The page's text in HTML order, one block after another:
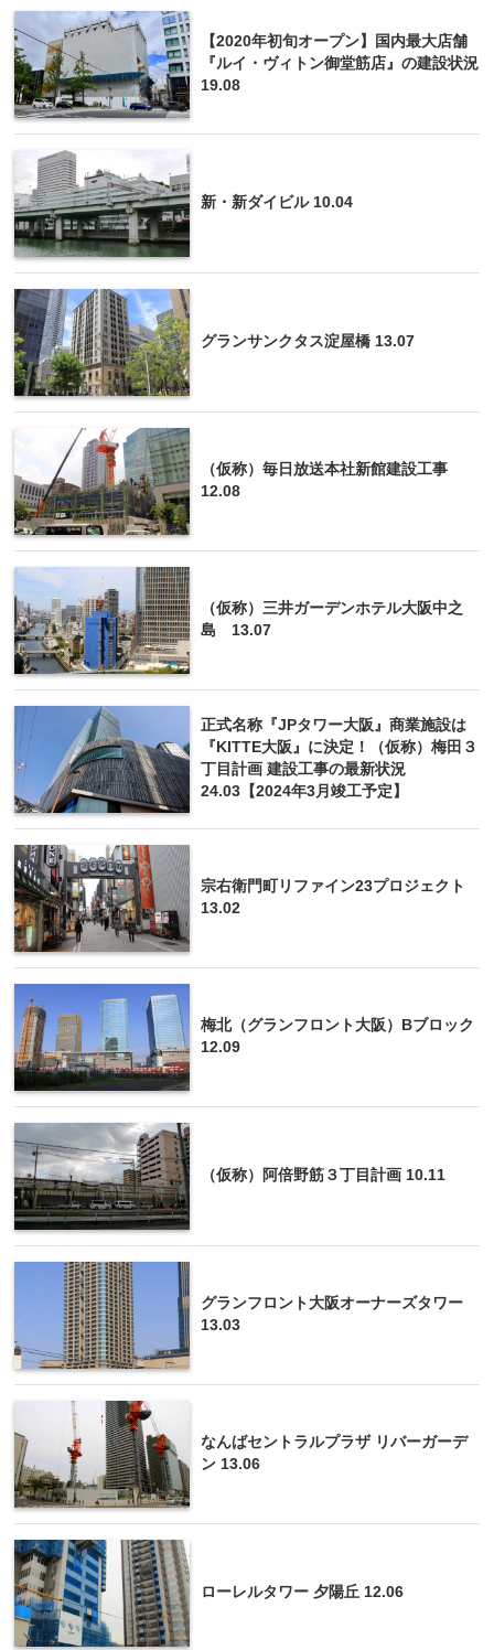
【2020年初旬オープン】国内最大店舗
『ルイ・ヴィトン御堂筋店』の建設状況
19.08
新・新ダイビル 10.04
グランサンクタス淀屋橋 13.07
（仮称）毎日放送本社新館建設工事
12.08
（仮称）三井ガーデンホテル大阪中之
島 13.07
正式名称『JPタワー大阪』商業施設は
『KITTE大阪』に決定！（仮称）梅田３
丁目計画 建設工事の最新状況
24.03【2024年3月竣工予定】
宗右衛門町リファイン23プロジェクト
13.02
梅北（グランフロント大阪）Bブロック
12.09
（仮称）阿倍野筋３丁目計画 10.11
グランフロント大阪オーナーズタワー
13.03
なんばセントラルプラザ リバーガーデ
ン 13.06
ローレルタワー 夕陽丘 12.06